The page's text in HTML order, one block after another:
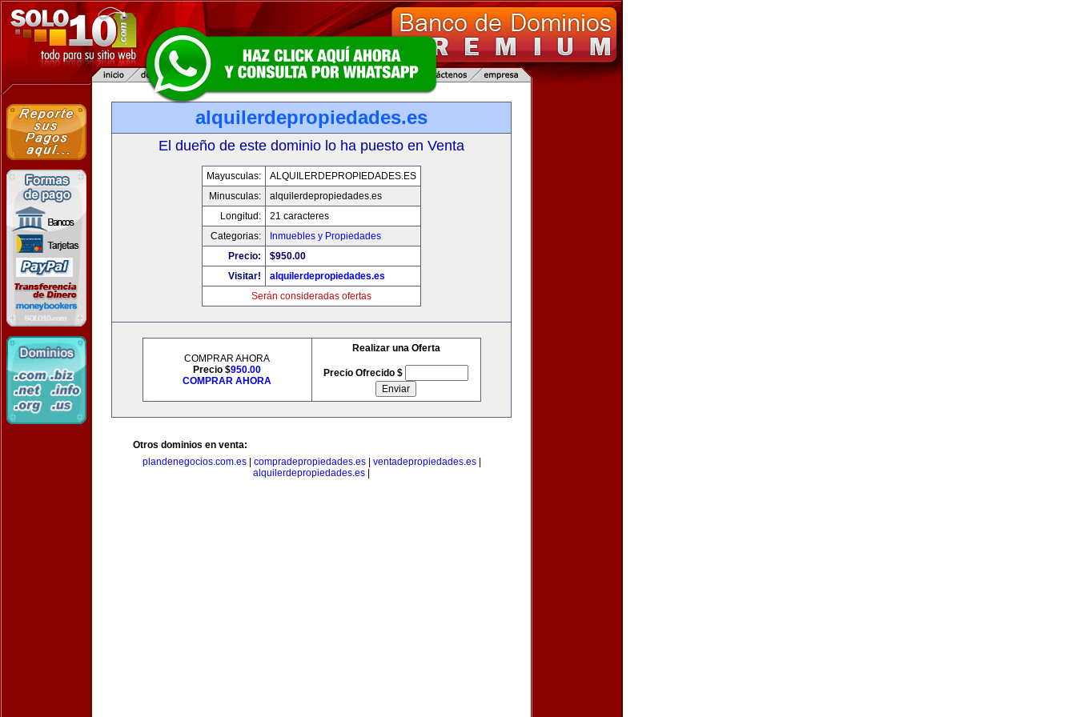
alquilerdepropiedades.es
El dueño de este dominio lo ha puesto en Venta
Mayusculas:
ALQUILERDEPROPIEDADES.ES
Minusculas:
alquilerdepropiedades.es
Longitud:
21 caracteres
Categorias:
Inmuebles y Propiedades
Precio:
$950.00
Visitar!
alquilerdepropiedades.es
Serán consideradas ofertas
COMPRAR AHORA
Precio $950.00
COMPRAR AHORA
Realizar una Oferta
Precio Ofrecido $
Otros dominios en venta:
plandenegocios.com.es| compradepropiedades.es| ventadepropiedades.es|
alquilerdepropiedades.es